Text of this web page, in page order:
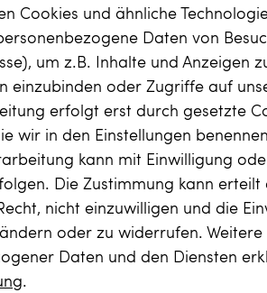
Weitergabe des
Feuers
Cookies und ähnliche
Daten von
um z.B. Inhalte und Anzeigen
einzubinden oder Zugriffe auf
erfolgt erst durch gesetzte
wir in den Einstellungen
kann mit Einwilligung
Die Zustimmung kann
nicht einzuwilligen und die
oder zu widerrufen.
Daten und den Diensten
.